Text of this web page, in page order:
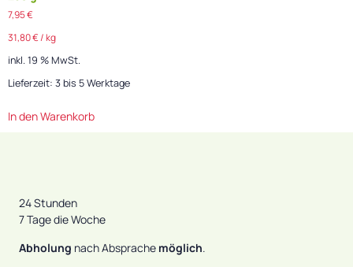
7,95€
31,80€/kg
inkl. 19 % MwSt.
Lieferzeit: 3 bis 5 Werktage
In den Warenkorb
24 Stunden
7 Tage die Woche
Abholung nach Absprache möglich.